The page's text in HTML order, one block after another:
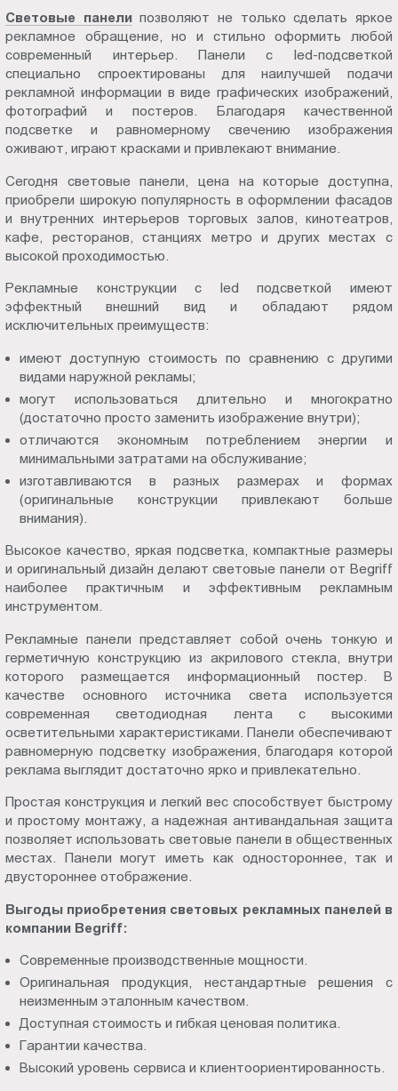
Световые панелипозволяют не только сделать яркое
рекламное обращение, но и стильно оформить любой
современный интерьер. Панели с led-подсветкой
специально спроектированы для наилучшей подачи
рекламной информации в виде графических изображений,
фотографий и постеров. Благодаря качественной
подсветке и равномерному свечению изображения
оживают, играют красками и привлекают внимание.
Сегодня световые панели, цена на которые доступна,
приобрели широкую популярность в оформлении фасадов
и внутренних интерьеров торговых залов, кинотеатров,
кафе, ресторанов, станциях метро и других местах с
высокой проходимостью.
Рекламные конструкции с led подсветкой имеют
эффектный внешний вид и обладают рядом
исключительных преимуществ:
имеют доступную стоимость по сравнению с другими
видами наружной рекламы;
могут использоваться длительно и многократно
(достаточно просто заменить изображение внутри);
отличаются экономным потреблением энергии и
минимальными затратами на обслуживание;
изготавливаются в разных размерах и формах
(оригинальные конструкции привлекают больше
внимания).
Высокое качество, яркая подсветка, компактные размеры
и оригинальный дизайн делают световые панели от Begriff
наиболее практичным и эффективным рекламным
инструментом.
Рекламные панели представляет собой очень тонкую и
герметичную конструкцию из акрилового стекла, внутри
которого размещается информационный постер. В
качестве основного источника света используется
современная светодиодная лента с высокими
осветительными характеристиками. Панели обеспечивают
равномерную подсветку изображения, благодаря которой
реклама выглядит достаточно ярко и привлекательно.
Простая конструкция и легкий вес способствует быстрому
и простому монтажу, а надежная антивандальная защита
позволяет использовать световые панели в общественных
местах. Панели могут иметь как одностороннее, так и
двустороннее отображение.
Выгоды приобретения световых рекламных панелей в
компании Begriff:
Современные производственные мощности.
Оригинальная продукция, нестандартные решения с
неизменным эталонным качеством.
Доступная стоимость и гибкая ценовая политика.
Гарантии качества.
Высокий уровень сервиса и клиентоориентированность.
Пт.:
9.00-
18.00
Сб.,
Вс.:
выходной